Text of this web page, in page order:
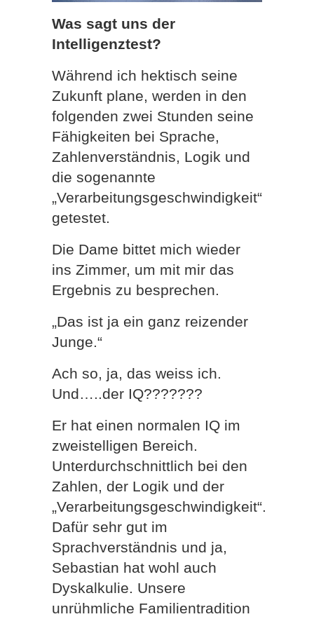
Was sagt uns der
Intelligenztest?
Während ich hektisch seine
Zukunft plane, werden in den
folgenden zwei Stunden seine
Fähigkeiten bei Sprache,
Zahlenverständnis, Logik und
die sogenannte
„Verarbeitungsgeschwindigkeit“
getestet.
Die Dame bittet mich wieder
ins Zimmer, um mit mir das
Ergebnis zu besprechen.
„Das ist ja ein ganz reizender
Junge.“
Ach so, ja, das weiss ich.
Und…..der IQ???????
Er hat einen normalen IQ im
zweistelligen Bereich.
Unterdurchschnittlich bei den
Zahlen, der Logik und der
„Verarbeitungsgeschwindigkeit“.
Dafür sehr gut im
Sprachverständnis und ja,
Sebastian hat wohl auch
Dyskalkulie. Unsere
unrühmliche Familientradition